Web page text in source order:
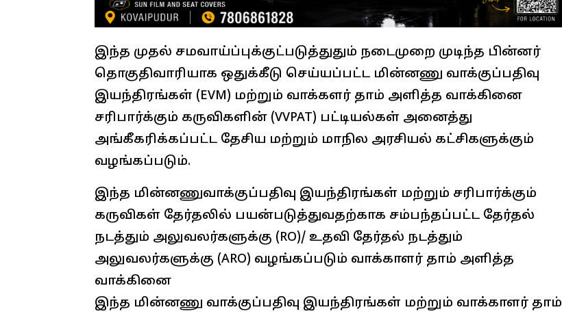
இந்த முதல் சமவாய்ப்புக்குட்படுத்துதும் நடைமுறை முடிந்த பின்னர்
தொகுதிவாரியாக ஒதுக்கீடு செய்யப்பட்ட மின்னணு வாக்குப்பதிவு
இயந்திரங்கள் (EVM) மற்றும் வாக்களர் தாம் அளித்த வாக்கினை
சரிபார்க்கும் கருவிகளின் (VVPAT) பட்டியல்கள் அனைத்து
அங்கீகரிக்கப்பட்ட தேசிய மற்றும் மாநில அரசியல் கட்சிகளுக்கும்
வழங்கப்படும்.
இந்த மின்னணுவாக்குப்பதிவு இயந்திரங்கள் மற்றும் சரிபார்க்கும்
கருவிகள் தேர்தலில் பயன்படுத்துவதற்காக சம்பந்தப்பட்ட தேர்தல்
நடத்தும் அலுவலர்களுக்கு (RO)/ உதவி தேர்தல் நடத்தும்
அலுவலர்களுக்கு (ARO) வழங்கப்படும் வாக்காளர் தாம் அளித்த
வாக்கினை
இந்த மின்னணு வாக்குப்பதிவு இயந்திரங்கள் மற்றும் வாக்காளர் தாம்